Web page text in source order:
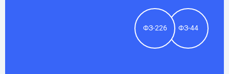
ФЗ-226 ФЗ-44